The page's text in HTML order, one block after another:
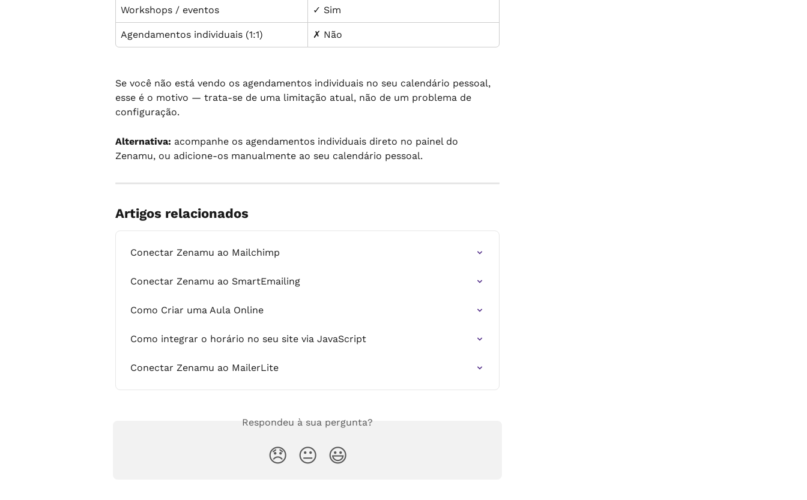
Workshops / eventos ✓ Sim
Agendamentos individuais (1:1) ✗ Não
Se você não está vendo os agendamentos individuais no seu calendário pessoal,
esse é o motivo — trata-se de uma limitação atual, não de um problema de
configuração.
Alternativa: acompanhe os agendamentos individuais direto no painel do
Zenamu, ou adicione-os manualmente ao seu calendário pessoal.
Artigos relacionados
Conectar Zenamu ao Mailchimp
Conectar Zenamu ao SmartEmailing
Como Criar uma Aula Online
Como integrar o horário no seu site via JavaScript
Conectar Zenamu ao MailerLite
Respondeu à sua pergunta?
😞 😐 😃